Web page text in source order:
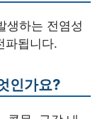
생하는 전염성
파됩니다.
인가요?